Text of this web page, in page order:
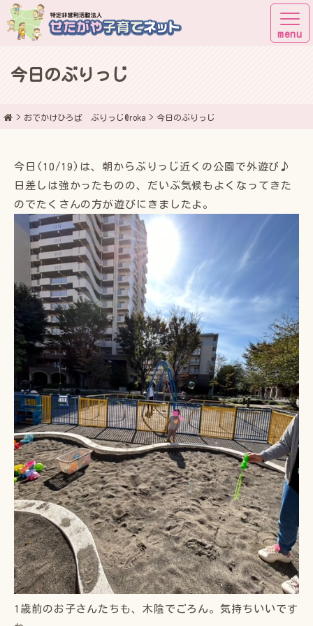
今日のぶりっじ
おでかけひろば ぶりっじ@roka 今日のぶりっじ
今日(10/19)は、朝からぶりっじ近くの公園で外遊び♪
日差しは強かったものの、だいぶ気候もよくなってきた
のでたくさんの方が遊びにきましたよ。
1歳前のお子さんたちも、木陰でごろん。気持ちいいです